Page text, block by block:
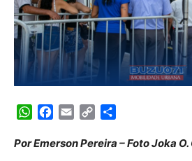
WhatsApp
Facebook
Email Copy
Por Emerson Pereira – Foto Joka